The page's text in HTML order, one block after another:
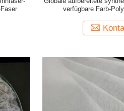
verfügbare Farb-